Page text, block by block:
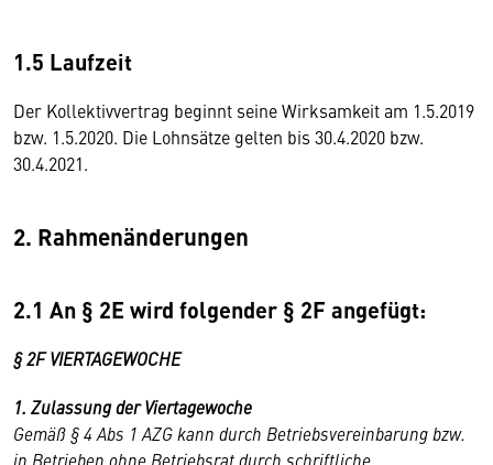
1.5 Laufzeit
Der Kollektivvertrag beginnt seine Wirksamkeit am 1.5.2019
bzw. 1.5.2020. Die Lohnsätze gelten bis 30.4.2020 bzw.
30.4.2021.
2. Rahmenänderungen
2.1 An § 2E wird folgender § 2F angefügt:
§ 2F VIERTAGEWOCHE
1. Zulassung der Viertagewoche
Gemäß § 4 Abs 1 AZG kann durch Betriebsvereinbarung bzw.
in Betrieben ohne Betriebsrat durch schriftliche